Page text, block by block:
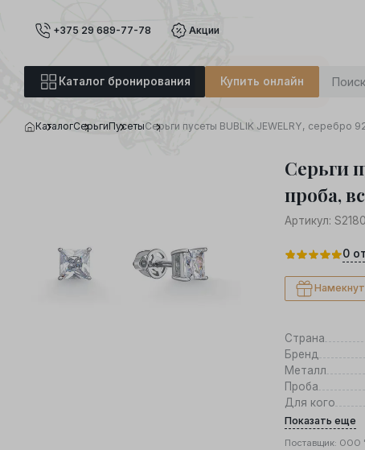
+375 29 689-77-78 Акции
Каталог бронирования Купить онлайн
КаталогСерьгиПусетыСерьги пусеты BUBLIK JEWELRY, серебро
Серьги
проба,
Артикул:
0
Страна
Бренд
Металл
Проба
Для кого
Показать еще
Поставщик: ООО